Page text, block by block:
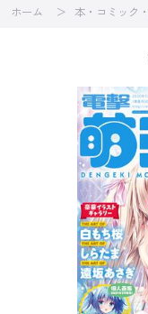
ホーム 本・コミック